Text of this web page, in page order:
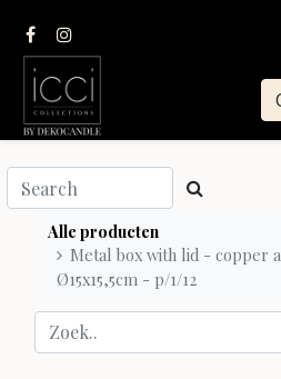
Alle producten
Metal box with lid - copper
Ø15x15,5cm - p/1/12